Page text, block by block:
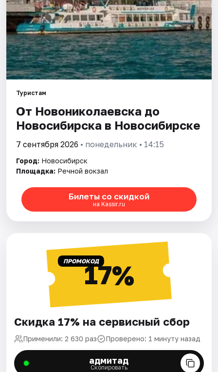
Туристам
От Новониколаевска до
Новосибирска в Новосибирске
7 сентября 2026 • понедельник • 14:15
Город: Новосибирск
Площадка: Речной вокзал
Билеты со скидкой
на Kassir.ru
ПРОМОКОД17%
Скидка 17% на сервисный сбор
Применили: 2 630 раз Проверено: 1 минуту назад
адмитад
Скопировать